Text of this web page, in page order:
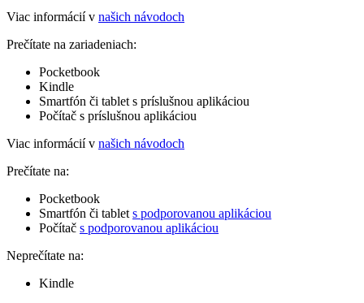
Viac informácií v našich návodoch
Prečítate na zariadeniach:
Pocketbook
Kindle
Smartfón či tablet s príslušnou aplikáciou
Počítač s príslušnou aplikáciou
Viac informácií v našich návodoch
Prečítate na:
Pocketbook
Smartfón či tablet s podporovanou aplikáciou
Počítač s podporovanou aplikáciou
Neprečítate na:
Kindle